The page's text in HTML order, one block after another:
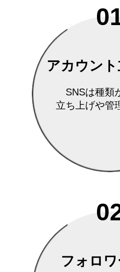
アカウン
SNSは種類
立ち上げや管
フォロ